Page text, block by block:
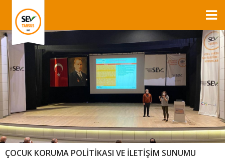
ÇOCUK KORUMA POLİTİKASI VE İLETİŞİM SUNUMU